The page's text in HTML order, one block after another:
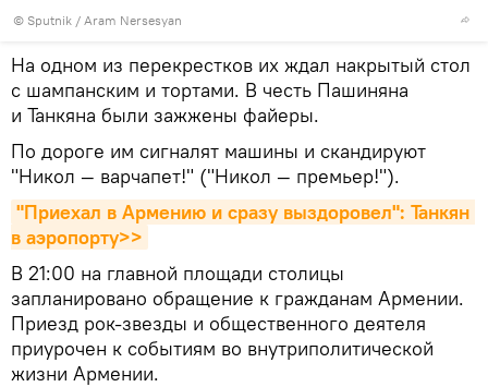
© Sputnik / Aram Nersesyan
На одном из перекрестков их ждал накрытый стол
с шампанским и тортами. В честь Пашиняна
и Танкяна были зажжены файеры.
По дороге им сигналят машины и скандируют
"Никол — варчапет!" ("Никол — премьер!").
"Приехал в Армению и сразу выздоровел": Танкян
в аэропорту>>
В 21:00 на главной площади столицы
запланировано обращение к гражданам Армении.
Приезд рок-звезды и общественного деятеля
приурочен к событиям во внутриполитической
жизни Армении.